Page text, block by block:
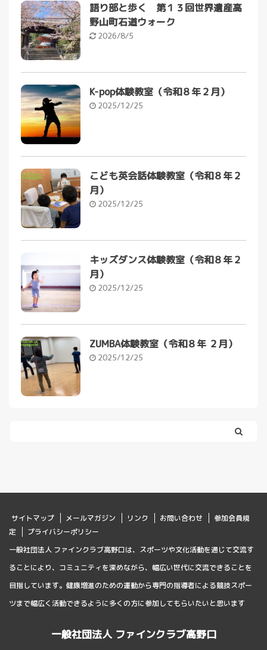
語り部と歩く 第１３回世界遺産高
野山町石道ウォーク
2026/8/5
K-pop体験教室（令和８年２月）
2025/12/25
こども英会話体験教室（令和８年２
月）
2025/12/25
キッズダンス体験教室（令和８年２
月）
2025/12/25
ZUMBA体験教室（令和８年 ２月）
2025/12/25
サイトマップ メールマガジン リンク お問い合わせ
参加会員規
定
プライバシーポリシー
一般社団法人 ファインクラブ高野口は、スポーツや文化活動を通じて交流す
ることにより、コミュニティを深めながら、幅広い世代に交流できることを
目指しています。健康増進のための運動から専門の指導者による競技スポー
ツまで幅広く活動できるように多くの方に参加してもらいたいと思います
一般社団法人 ファインクラブ高野口